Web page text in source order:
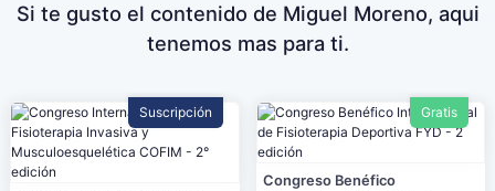
Si te gusto el contenido de Miguel Moreno, aqui
tenemos mas para ti.
Suscripción Gratis
Congreso Benéfico